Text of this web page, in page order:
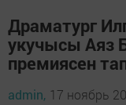
Драматург
укучысы Аяз
премиясен
admin, 17 ноябрь